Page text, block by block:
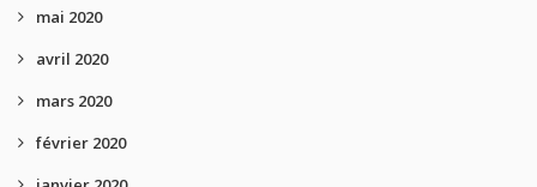
mai 2020
avril 2020
mars 2020
février 2020